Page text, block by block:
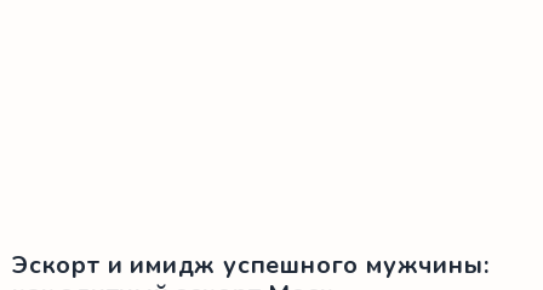
Эскорт и имидж успешного мужчины: